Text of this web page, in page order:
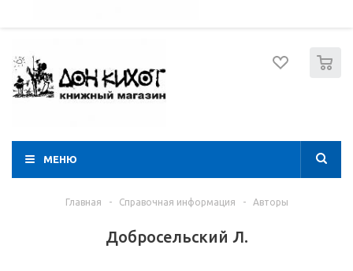
МЕНЮ
Главная - Справочная информация - Авторы
Добросельский Л.